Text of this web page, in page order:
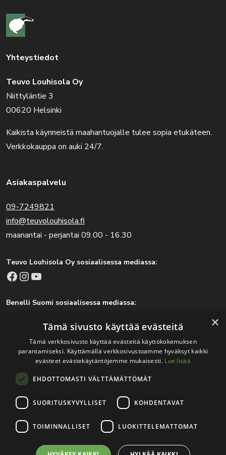
Yhteystiedot
Teuvo Louhisola Oy
Niittyläntie 3
00620 Helsinki
Kaikista käynneistä maahantuojalle tulee sopia etukäteen.
Verkkokauppa on auki 24/7.
Asiakaspalvelu
09-7249821
info@teuvolouhisola.fi
maanantai - perjantai 09.00 - 16.30
Teuvo Louhisola Oy sosiaalisessa mediassa:
Facebook Instagram YouTube
Benelli Suomi sosiaalisessa mediassa:
Tärkeitä linkkejä
Rekisteri- ja tietosuojaseloste
Jälleenmyyjät
Tapahtumat
×
Tämä sivusto käyttää evästeitä
Tämä verkkosivusto käyttää evästeitä käyttökokemuksen
parantamiseksi. Käyttämällä verkkosivustoamme hyväksyt kaikki
evästeet evästekäytäntöjemme mukaisesti. Lue lisää
EHDOTTOMASTI VÄLTTÄMÄTTÖMÄT
SUORITUSKYVYLLISET KOHDENTAVAT
TOIMINNALLISET LUOKITTELEMATTOMAT